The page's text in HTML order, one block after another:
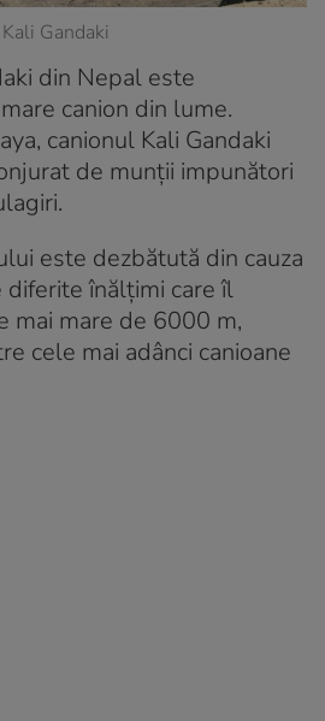
Kali Gandaki
din Nepal este
canion din lume.
canionul Kali Gandaki
de munții impunători
este dezbătută din cauza
înălțimi care îl
mai mare de 6000 m,
cele mai adânci canioane